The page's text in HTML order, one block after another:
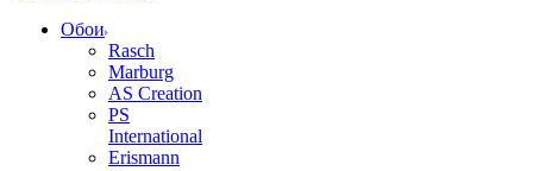
Обои
Rasch
Marburg
AS Creation
PS
International
Erismann